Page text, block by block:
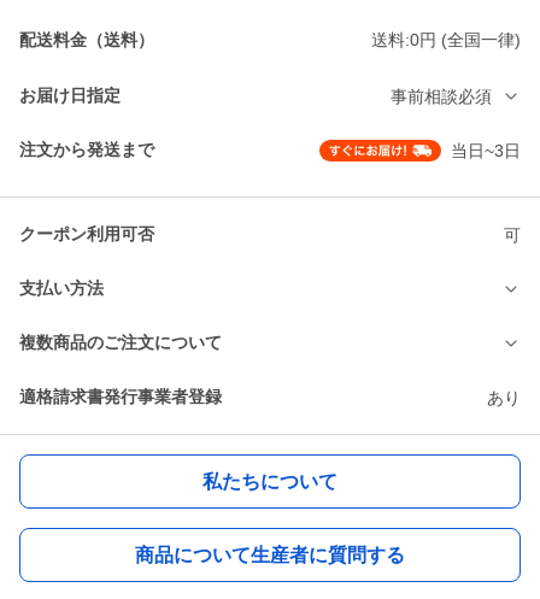
配送料金（送料） 送料:0円 (全国一律)
お届け日指定 事前相談必須
注文から発送まで 当日~3日
クーポン利用可否 可
支払い方法
複数商品のご注文について
適格請求書発行事業者登録 あり
私たちについて
商品について生産者に質問する